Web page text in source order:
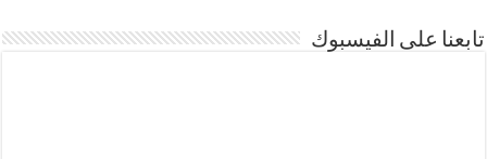
تابعنا على الفيسبوك